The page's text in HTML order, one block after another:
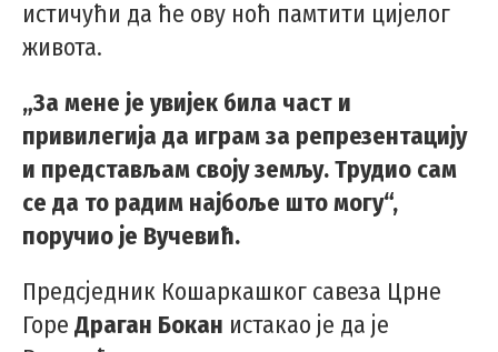
истичући да ће ову ноћ памтити цијелог
живота.
„За мене је увијек била част и
привилегија да играм за репрезентацију
и представљам своју земљу. Трудио сам
се да то радим најбоље што могу“,
поручио је Вучевић.
Предсједник Кошаркашког савеза Црне
Горе Драган Бокан истакао је да је